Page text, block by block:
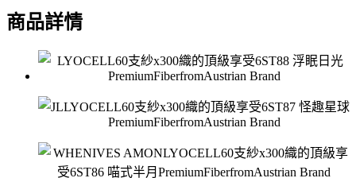
商品詳情